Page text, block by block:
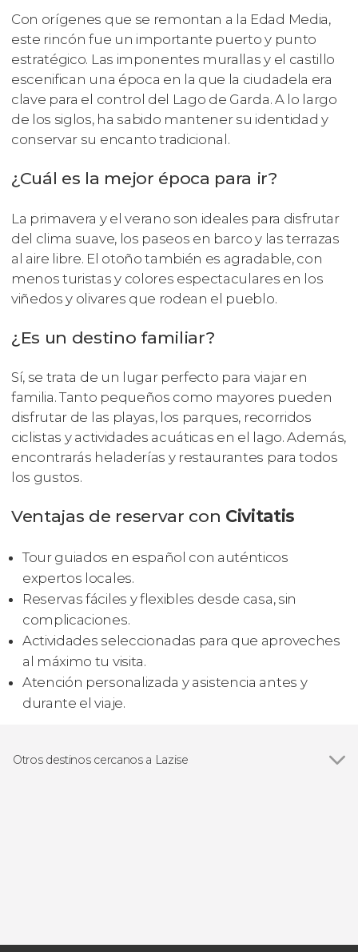
Con orígenes que se remontan a la Edad Media,
este rincón fue un importante puerto y punto
estratégico. Las imponentes murallas y el castillo
escenifican una época en la que la ciudadela era
clave para el control del Lago de Garda. A lo largo
de los siglos, ha sabido mantener su identidad y
conservar su encanto tradicional.
¿Cuál es la mejor época para ir?
La primavera y el verano son ideales para disfrutar
del clima suave, los paseos en barco y las terrazas
al aire libre. El otoño también es agradable, con
menos turistas y colores espectaculares en los
viñedos y olivares que rodean el pueblo.
¿Es un destino familiar?
Sí, se trata de un lugar perfecto para viajar en
familia. Tanto pequeños como mayores pueden
disfrutar de las playas, los parques, recorridos
ciclistas y actividades acuáticas en el lago. Además,
encontrarás heladerías y restaurantes para todos
los gustos.
Ventajas de reservar con Civitatis
Tour guiados en español con auténticos
expertos locales.
Reservas fáciles y flexibles desde casa, sin
complicaciones.
Actividades seleccionadas para que aproveches
al máximo tu visita.
Atención personalizada y asistencia antes y
durante el viaje.
Otros destinos cercanos a Lazise